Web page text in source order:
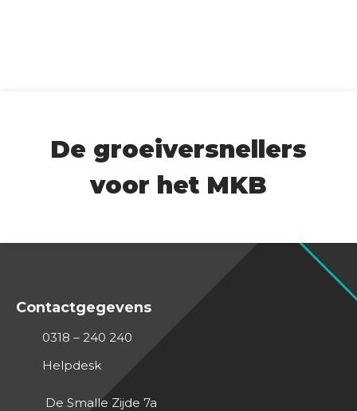
De groeiversnellers
voor het MKB
Contactgegevens
0318 – 240 240
Helpdesk
De Smalle Zijde 7a